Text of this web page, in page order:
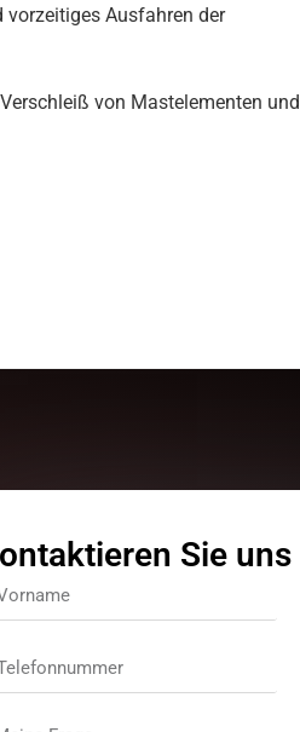
vorzeitiges Ausfahren der
von Mastelementen und
Sie uns